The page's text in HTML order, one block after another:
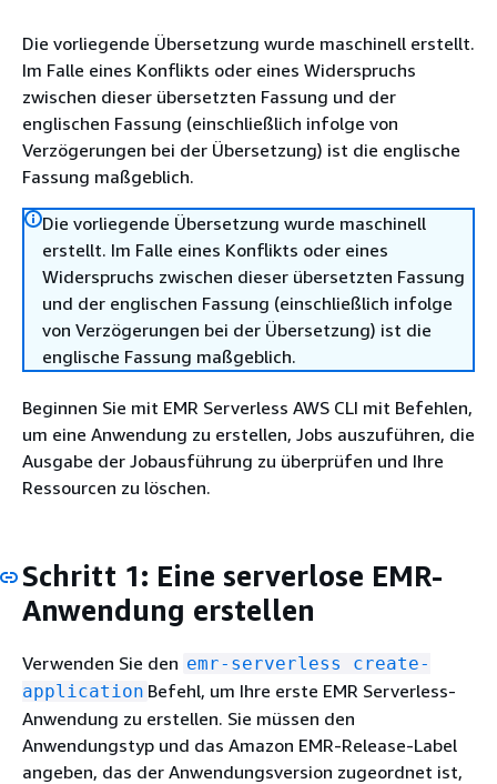
Die vorliegende Übersetzung wurde maschinell erstellt.
Im Falle eines Konflikts oder eines Widerspruchs
zwischen dieser übersetzten Fassung und der
englischen Fassung (einschließlich infolge von
Verzögerungen bei der Übersetzung) ist die englische
Fassung maßgeblich.
Die vorliegende Übersetzung wurde maschinell
erstellt. Im Falle eines Konflikts oder eines
Widerspruchs zwischen dieser übersetzten Fassung
und der englischen Fassung (einschließlich infolge
von Verzögerungen bei der Übersetzung) ist die
englische Fassung maßgeblich.
Beginnen Sie mit EMR Serverless AWS CLI mit Befehlen,
um eine Anwendung zu erstellen, Jobs auszuführen, die
Ausgabe der Jobausführung zu überprüfen und Ihre
Ressourcen zu löschen.
Schritt 1: Eine serverlose EMR-
Anwendung erstellen
Verwenden Sie den emr-serverless create-
application Befehl, um Ihre erste EMR Serverless-
Anwendung zu erstellen. Sie müssen den
Anwendungstyp und das Amazon EMR-Release-Label
angeben, das der Anwendungsversion zugeordnet ist,